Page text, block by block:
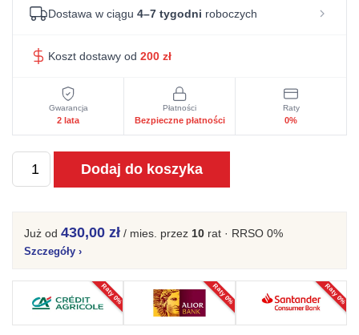
Dostawa w ciągu 4–7 tygodni roboczych
Koszt dostawy od 200 zł
Gwarancja
2 lata
Płatności
Bezpieczne płatności
Raty
0%
ilość
Witryna
Mons
MN07
Dodaj do koszyka
Już od 430,00 zł / mies. przez 10 rat · RRSO 0%
Szczegóły ›
Raty 0% Raty 0% Raty 0%